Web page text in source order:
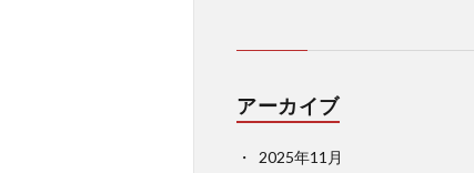
アーカイブ
2025年11月